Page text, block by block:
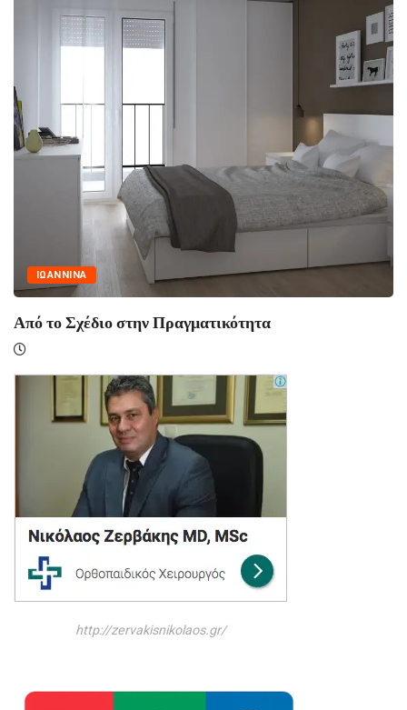
ΙΩΑΝΝΙΝΑ
Από το Σχέδιο στην Πραγματικότητα
http://zervakisnikolaos.gr/